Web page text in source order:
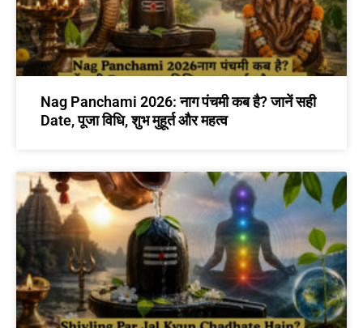
Nag Panchami 2026: नाग पंचमी कब है? जानें सही
Date, पूजा विधि, शुभ मुहूर्त और महत्व